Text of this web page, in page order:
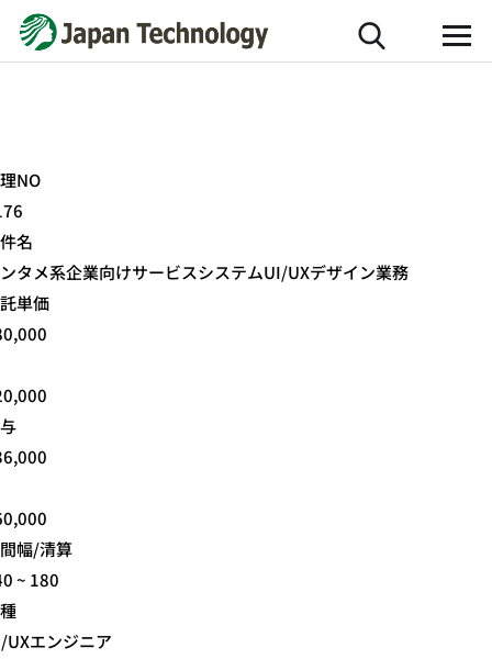
NO
名
タメ系企業向けサービスシステムUI/UXデザイン業務
単価
幅/清算
~ 180
UXエンジニア